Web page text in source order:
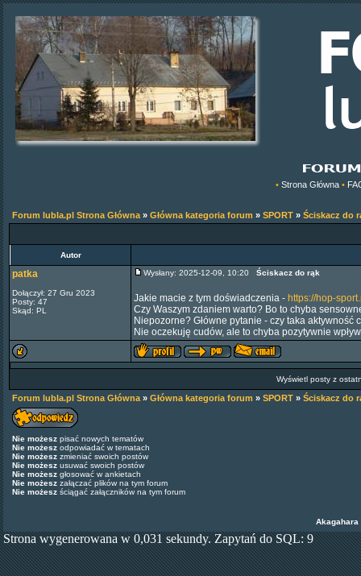
• Strona Główna •
Forum lubla.pl Strona Główna » Główna kategoria forum » SPORT » Ściskacz do
Autor
patka
Dołączył: 27 Gru 2023
Posty: 47
Skąd: PL
Wysłany: 2025-12-09, 10:20 Ściskacz do rąk
Jakie macie z tym doświadczenia - https://hop-
Czy Waszym zdaniem warto? Bo to chyba
Niepozorne? Główne pytanie - czy taka aktywność
Nie oczekuję cudów, ale to chyba pozytywnie
Wyświetl posty z
Forum lubla.pl Strona Główna » Główna kategoria forum » SPORT » Ściskacz do
Nie możesz pisać nowych tematów
Nie możesz odpowiadać w tematach
Nie możesz zmieniać swoich postów
Nie możesz usuwać swoich postów
Nie możesz głosować w ankietach
Nie możesz załączać plików na tym forum
Nie możesz ściągać załączników na tym forum
Akagahara
Strona wygenerowana w 0,031 sekundy. Zapytań do SQL: 9